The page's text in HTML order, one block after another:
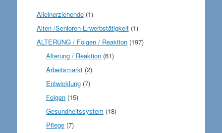
Alleinerziehende(1)
Alten-/Senioren-Erwerbstätigkeit(1)
ALTERUNG / Folgen / Reaktion(197)
Alterung / Reaktion (61)
Arbeitsmarkt (2)
Entwicklung (7)
Folgen (15)
Gesundheitssystem (18)
Pflege (7)